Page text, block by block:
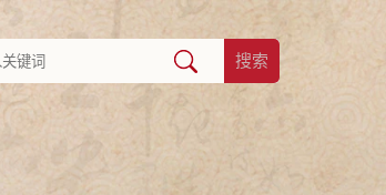
搜索